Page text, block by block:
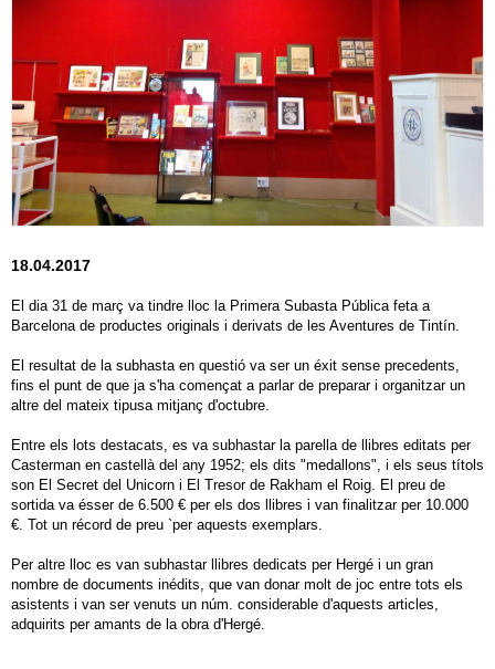
18.04.2017
El dia 31 de març va tindre lloc la Primera Subasta Pública feta a
Barcelona de productes originals i derivats de les Aventures de Tintín.
El resultat de la subhasta en questió va ser un éxit sense precedents,
fins el punt de que ja s'ha començat a parlar de preparar i organitzar un
altre del mateix tipusa mitjanç d'octubre.
Entre els lots destacats, es va subhastar la parella de llibres editats per
Casterman en castellà del any 1952; els dits "medallons", i els seus títols
son El Secret del Unicorn i El Tresor de Rakham el Roig. El preu de
sortida va ésser de 6.500 € per els dos llibres i van finalitzar per 10.000
€. Tot un récord de preu `per aquests exemplars.
Per altre lloc es van subhastar llibres dedicats per Hergé i un gran
nombre de documents inédits, que van donar molt de joc entre tots els
asistents i van ser venuts un núm. considerable d'aquests articles,
adquirits per amants de la obra d'Hergé.